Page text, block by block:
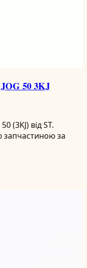
50 3KJ
(3KJ) від ST.
запчастиною за